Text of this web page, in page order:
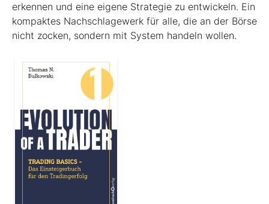
erkennen und eine eigene Strategie zu entwickeln. Ein
kompaktes Nachschlagewerk für alle, die an der Börse
nicht zocken, sondern mit System handeln wollen.